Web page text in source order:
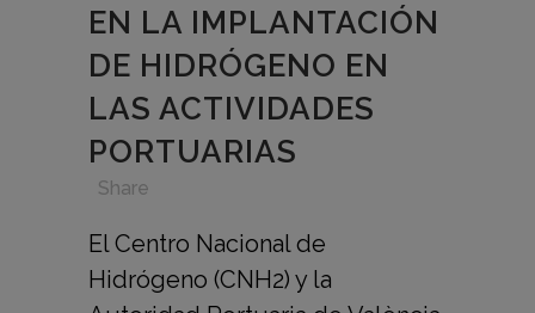
EN LA IMPLANTACIÓN
DE HIDRÓGENO EN
LAS ACTIVIDADES
PORTUARIAS
Share
El Centro Nacional de
Hidrógeno (CNH2) y la